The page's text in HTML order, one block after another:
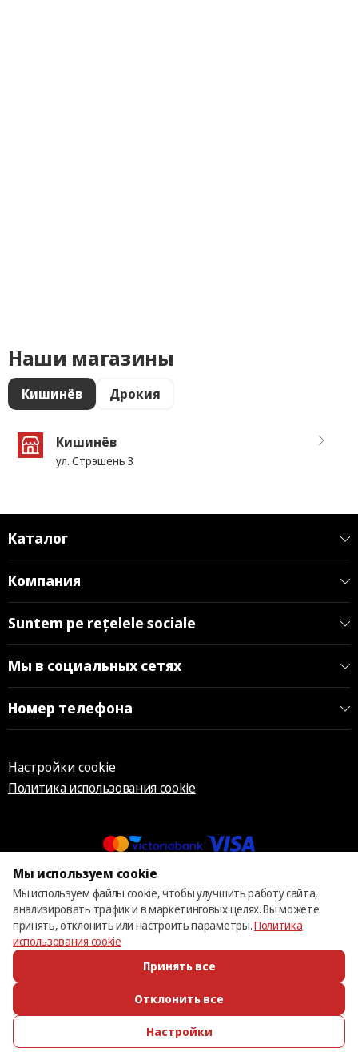
Наши магазины
Кишинёв Дрокия
Кишинёв
ул. Стрэшень 3
Каталог
Компания
Suntem pe rețelele sociale
Мы в социальных сетях
Номер телефона
Настройки cookie
Политика использования cookie
© 2013 – 2026 ECOM
ПОЗВОНИТЬ ИЗБРАННОЕ КАТАЛОГ ВОЙТИ
Мы используем cookie
Мы используем файлы cookie, чтобы улучшить работу сайта,
анализировать трафик и в маркетинговых целях. Вы можете
принять, отклонить или настроить параметры.Политика
использования cookie
Принять все
Отклонить все
Настройки